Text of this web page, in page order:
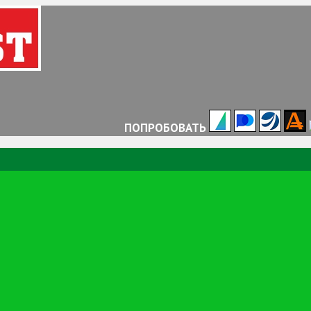
ПОПРОБОВАТЬ